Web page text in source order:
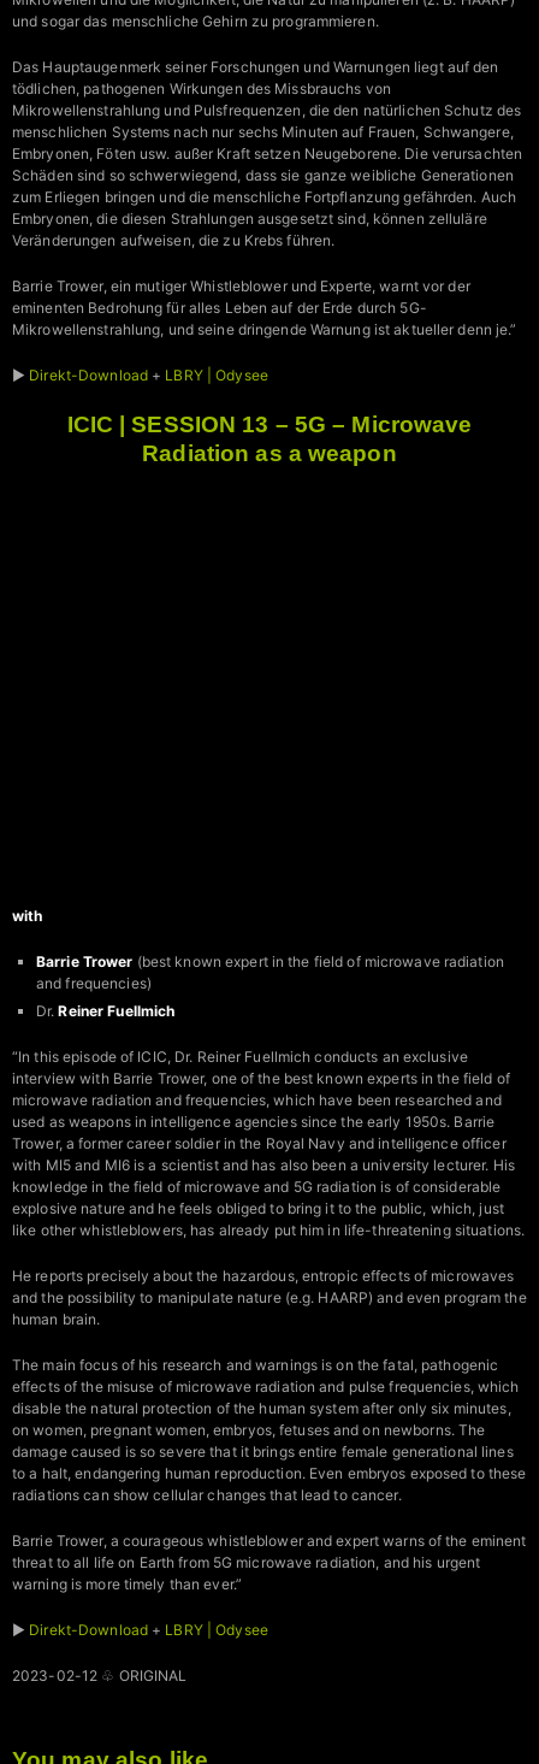
und sogar das menschliche Gehirn zu programmieren.
Das Hauptaugenmerk seiner Forschungen und Warnungen liegt auf den
tödlichen, pathogenen Wirkungen des Missbrauchs von
Mikrowellenstrahlung und Pulsfrequenzen, die den natürlichen Schutz des
menschlichen Systems nach nur sechs Minuten auf Frauen, Schwangere,
Embryonen, Föten usw. außer Kraft setzen Neugeborene. Die verursachten
Schäden sind so schwerwiegend, dass sie ganze weibliche Generationen
zum Erliegen bringen und die menschliche Fortpflanzung gefährden. Auch
Embryonen, die diesen Strahlungen ausgesetzt sind, können zelluläre
Veränderungen aufweisen, die zu Krebs führen.
Barrie Trower, ein mutiger Whistleblower und Experte, warnt vor der
eminenten Bedrohung für alles Leben auf der Erde durch 5G-
Mikrowellenstrahlung, und seine dringende Warnung ist aktueller denn je.”
► Direkt-Download + LBRY | Odysee
ICIC | SESSION 13 – 5G – Microwave
Radiation as a weapon
with
Barrie Trower (best known expert in the field of microwave radiation
and frequencies)
Dr.Reiner Fuellmich
“In this episode of ICIC, Dr. Reiner Fuellmich conducts an exclusive
interview with Barrie Trower, one of the best known experts in the field of
microwave radiation and frequencies, which have been researched and
used as weapons in intelligence agencies since the early 1950s. Barrie
Trower, a former career soldier in the Royal Navy and intelligence officer
with MI5 and MI6 is a scientist and has also been a university lecturer. His
knowledge in the field of microwave and 5G radiation is of considerable
explosive nature and he feels obliged to bring it to the public, which, just
like other whistleblowers, has already put him in life-threatening situations.
He reports precisely about the hazardous, entropic effects of microwaves
and the possibility to manipulate nature (e.g. HAARP) and even program the
human brain.
The main focus of his research and warnings is on the fatal, pathogenic
effects of the misuse of microwave radiation and pulse frequencies, which
disable the natural protection of the human system after only six minutes,
on women, pregnant women, embryos, fetuses and on newborns. The
damage caused is so severe that it brings entire female generational lines
to a halt, endangering human reproduction. Even embryos exposed to these
radiations can show cellular changes that lead to cancer.
Barrie Trower, a courageous whistleblower and expert warns of the eminent
threat to all life on Earth from 5G microwave radiation, and his urgent
warning is more timely than ever.”
► Direkt-Download + LBRY | Odysee
2023-02-12 ♧ ORIGINAL